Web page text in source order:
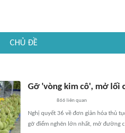
CHỦ ĐỀ
Gỡ 'vòng kim cô', mở lối
866 liên quan
Nghị quyết 36 về đơn giản hóa thủ
gỡ điểm nghẽn lớn nhất, mở đường